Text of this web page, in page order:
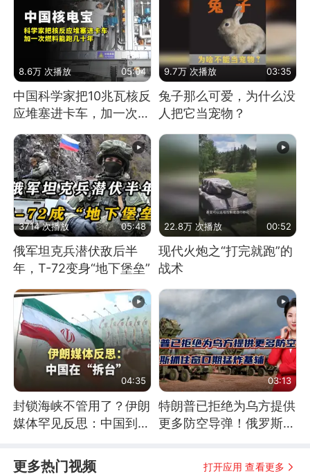
8.6万 次播放 05:04
中国科学家把10兆瓦核反
应堆塞进卡车，加一次燃
料能跑几十年
9.7万 次播放 03:35
兔子那么可爱，为什么没
人把它当宠物？
3714 次播放 05:48
俄军坦克兵潜伏敌后半
年，T-72变身“地下堡垒”
22.8万 次播放 00:52
现代火炮之“打完就跑”的
战术
04:35
封锁海峡不管用了？伊朗
媒体罕见反思：中国到底
03:13
特朗普已拒绝为乌方提供
更多防空导弹！俄罗斯抓
更多热门视频 打开应用 查看更多